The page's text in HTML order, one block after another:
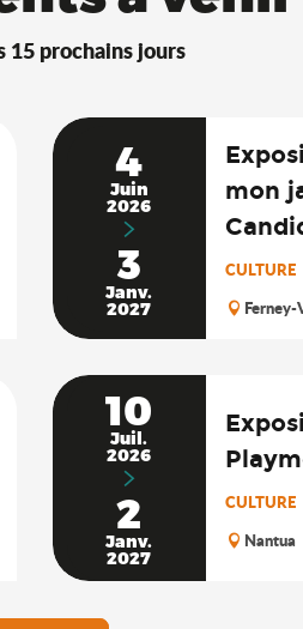
15 prochains jours
4
Juin
2026
3
Janv.
2027
mon
CULTURE
10
Juil.
2026
2
Janv.
2027
CULTURE
Nantua